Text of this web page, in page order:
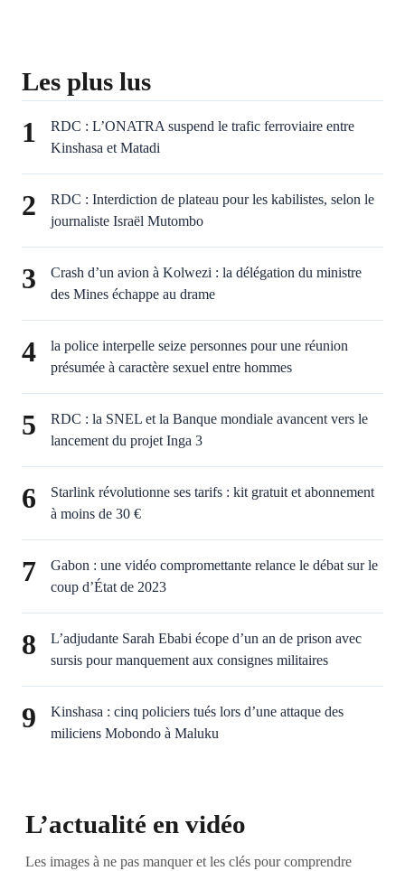
Les plus lus
1
RDC : L’ONATRA suspend le trafic ferroviaire entre
Kinshasa et Matadi
2
RDC : Interdiction de plateau pour les kabilistes, selon le
journaliste Israël Mutombo
3
Crash d’un avion à Kolwezi : la délégation du ministre
des Mines échappe au drame
4
la police interpelle seize personnes pour une réunion
présumée à caractère sexuel entre hommes
5
RDC : la SNEL et la Banque mondiale avancent vers le
lancement du projet Inga 3
6
Starlink révolutionne ses tarifs : kit gratuit et abonnement
à moins de 30 €
7
Gabon : une vidéo compromettante relance le débat sur le
coup d’État de 2023
8
L’adjudante Sarah Ebabi écope d’un an de prison avec
sursis pour manquement aux consignes militaires
9
Kinshasa : cinq policiers tués lors d’une attaque des
miliciens Mobondo à Maluku
L’actualité en vidéo
Les images à ne pas manquer et les clés pour comprendre